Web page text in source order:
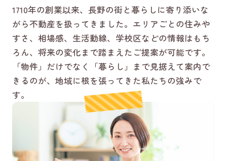
1710年の創業以来、長野の街と暮らしに寄り添いな
がら不動産を扱ってきました。エリアごとの住みや
すさ、相場感、生活動線、学校区などの情報はもち
ろん、将来の変化まで踏まえたご提案が可能です。
「物件」だけでなく「暮らし」まで見据えて案内で
きるのが、地域に根を張ってきた私たちの強みで
す。